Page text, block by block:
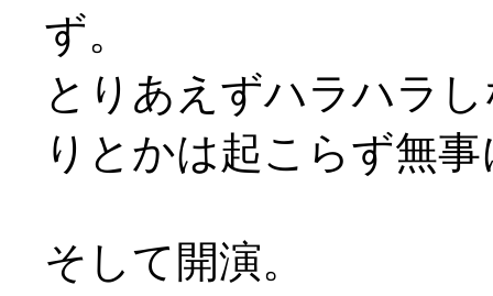
ず。
とりあえずハラハラ
りとかは起こらず無
そして開演。